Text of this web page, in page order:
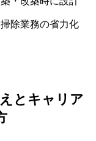
除業務の省力化
とキャリア